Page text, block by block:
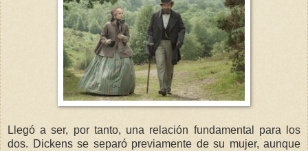
Llegó a ser, por tanto, una relación fundamental para los
dos. Dickens se separó previamente de su mujer, aunque